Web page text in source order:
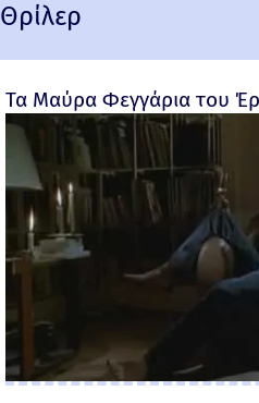
Θρίλερ
Τα Μαύρα Φεγγάρια του